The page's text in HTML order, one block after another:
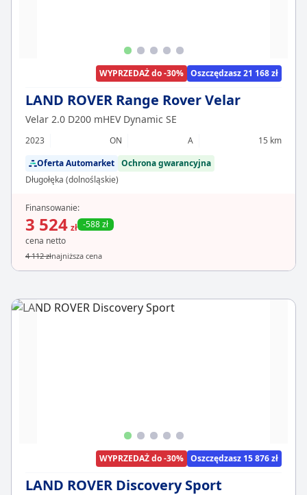
WYPRZEDAŻ do -30% Oszczędzasz 21 168 zł
LAND ROVER Range Rover Velar
Velar 2.0 D200 mHEV Dynamic SE
2023 ON A
15 km
Oferta Automarket Ochrona gwarancyjna
Długołęka (dolnośląskie)
Finansowanie:
3 524 zł -588 zł
cena netto
4 112 złnajniższa cena
WYPRZEDAŻ do -30% Oszczędzasz 15 876 zł
LAND ROVER Discovery Sport